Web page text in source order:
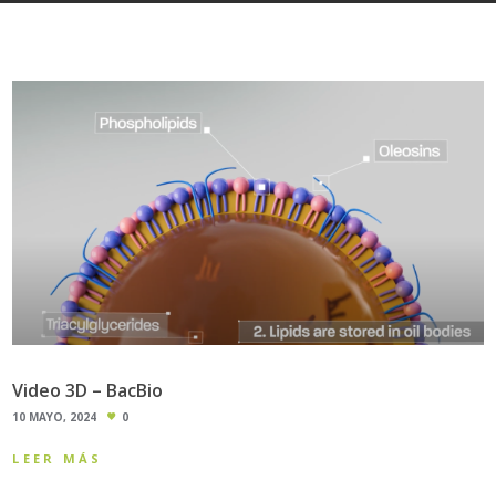
Video 3D – BacBio
10 MAYO, 2024 0
LEER MÁS